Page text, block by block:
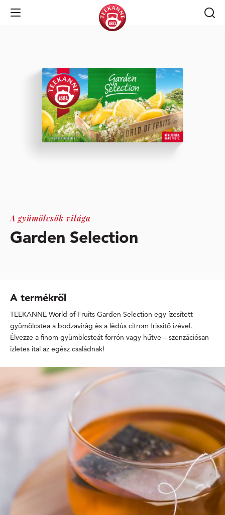
Open Navigation
A gyümölcsök világa
Garden Selection
A termékről
TEEKANNE World of Fruits Garden Selection egy ízesített
gyümölcstea a bodzavirág és a lédús citrom frissítő ízével.
Élvezze a finom gyümölcsteát forrón vagy hűtve – szenzációsan
ízletes ital az egész családnak!